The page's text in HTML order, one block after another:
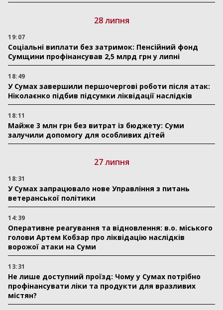
28 липня
19:07
Соціальні виплати без затримок: Пенсійний фонд
Сумщини профінансував 2,5 млрд грн у липні
18:49
У Сумах завершили першочергові роботи після атак:
Ніколаєнко підбив підсумки ліквідації наслідків
18:11
Майже 3 млн грн без витрат із бюджету: Суми
залучили допомогу для особливих дітей
27 липня
18:31
У Сумах запрацювало нове Управління з питань
ветеранської політики
14:39
Оперативне реагування та відновлення: в.о. міського
голови Артем Кобзар про ліквідацію наслідків
ворожої атаки на Суми
13:31
Не лише доступний проїзд: Чому у Сумах потрібно
профінансувати ліки та продукти для вразливих
містян?